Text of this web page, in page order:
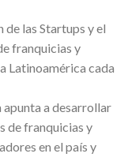
de las Startups y el
franquicias y
Latinoamérica cada
apunta a desarrollar
de franquicias y
en el país y